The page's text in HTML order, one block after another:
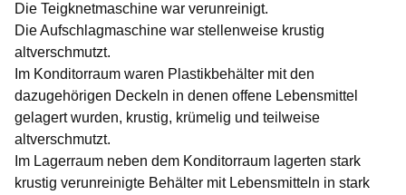
Die Teigknetmaschine war verunreinigt.
Die Aufschlagmaschine war stellenweise krustig
altverschmutzt.
Im Konditorraum waren Plastikbehälter mit den
dazugehörigen Deckeln in denen offene Lebensmittel
gelagert wurden, krustig, krümelig und teilweise
altverschmutzt.
Im Lagerraum neben dem Konditorraum lagerten stark
krustig verunreinigte Behälter mit Lebensmitteln in stark